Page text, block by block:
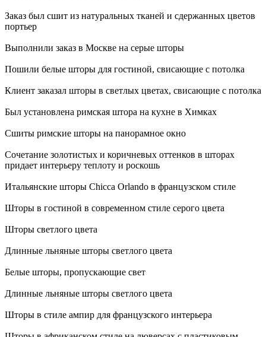
Заказ был сшит из натуральных тканей и сдержанных цветов
портьер
Выполнили заказ в Москве на серые шторы
Пошили белые шторы для гостиной, свисающие с потолка
Клиент заказал шторы в светлых цветах, свисающие с потолка
Был установлена римская штора на кухне в Химках
Сшиты римские шторы на панорамное окно
Сочетание золотистых и коричневых оттенков в шторах
придает интерьеру теплоту и роскошь
Итальянские шторы Chicca Orlando в французском стиле
Шторы в гостиной в современном стиле серого цвета
Шторы светлого цвета
Длинные льняные шторы светлого цвета
Белые шторы, пропускающие свет
Длинные льняные шторы светлого цвета
Шторы в стиле ампир для французского интерьера